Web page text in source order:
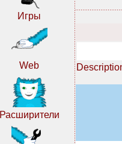
Игры
Web
Расширители